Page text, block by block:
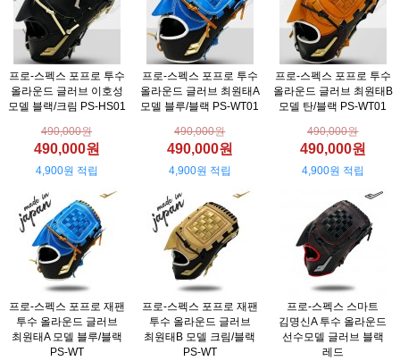
프로-스펙스 포프로 투수
올라운드 글러브 이호성
모델 블랙/크림 PS-HS01
490,000원
490,000원
4,900원 적립
프로-스펙스 포프로 투수
올라운드 글러브 최원태A
모델 블루/블랙 PS-WT01
490,000원
490,000원
4,900원 적립
프로-스펙스 포프로 투수
올라운드 글러브 최원태B
모델 탄/블랙 PS-WT01
490,000원
490,000원
4,900원 적립
프로-스펙스 포프로 재팬
투수 올라운드 글러브
최원태A 모델 블루/블랙
PS-WT
프로-스펙스 포프로 재팬
투수 올라운드 글러브
최원태B 모델 크림/블랙
PS-WT
프로-스펙스 스마트
김명신A 투수 올라운드
선수모델 글러브 블랙
레드